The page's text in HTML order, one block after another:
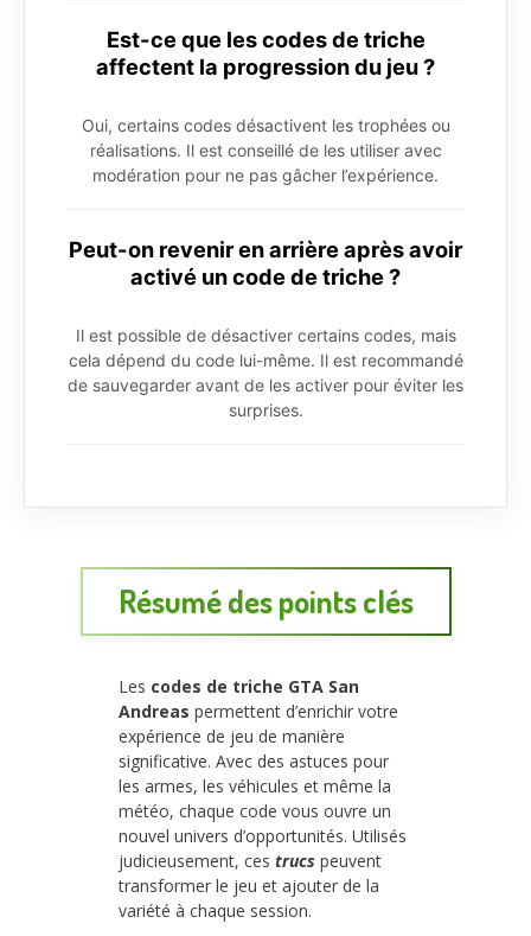
Est-ce que les codes de triche
affectent la progression du jeu ?
Oui, certains codes désactivent les trophées ou
réalisations. Il est conseillé de les utiliser avec
modération pour ne pas gâcher l’expérience.
Peut-on revenir en arrière après avoir
activé un code de triche ?
Il est possible de désactiver certains codes, mais
cela dépend du code lui-même. Il est recommandé
de sauvegarder avant de les activer pour éviter les
surprises.
Résumé des points clés
Les codes de triche GTA San
Andreas permettent d’enrichir votre
expérience de jeu de manière
significative. Avec des astuces pour
les armes, les véhicules et même la
météo, chaque code vous ouvre un
nouvel univers d’opportunités. Utilisés
judicieusement, ces trucs peuvent
transformer le jeu et ajouter de la
variété à chaque session.